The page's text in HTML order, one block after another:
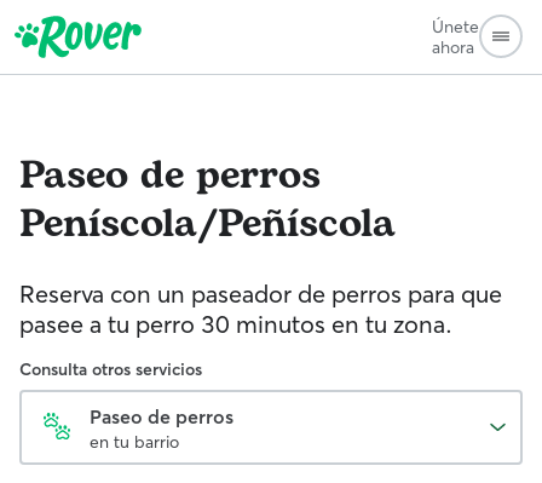
Únete
ahora
Paseo de perros
Peníscola/Peñíscola
Reserva con un paseador de perros para que
pasee a tu perro 30 minutos en tu zona.
Consulta otros servicios
Paseo de perros
en tu barrio